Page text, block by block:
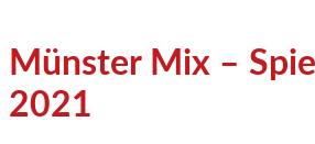
Münster Mix –
2021